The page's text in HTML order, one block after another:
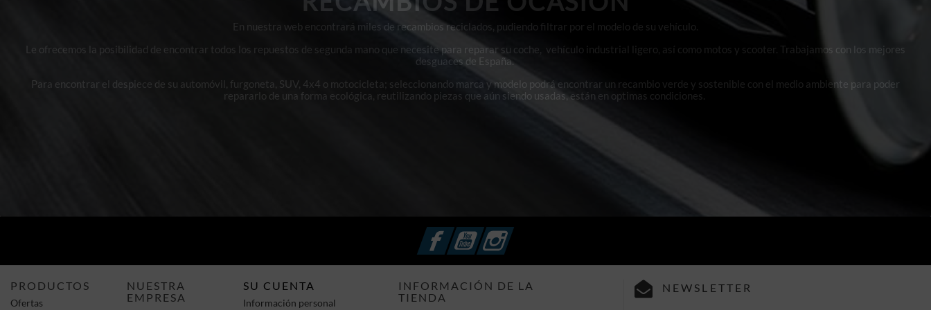
En nuestra web encontrará miles de recambios reciclados, pudiendo filtrar por el modelo de su vehículo.
Le ofrecemos la posibilidad de encontrar todos los repuestos de segunda mano que necesite para reparar su coche, vehículo industrial ligero, así como motos y scooter. Trabajamos con los mejores
desguaces de España.
Para encontrar el despiece de su automóvil, furgoneta, SUV, 4x4 o motocicleta; seleccionando marca y modelo podrá encontrar un recambio verde y sostenible con el medio ambiente para poder
repararlo de una forma ecológica, reutilizando piezas que aún siendo usadas, están en optimas condiciones.
FacebookYouTubeInstagram
PRODUCTOS
Ofertas
NUESTRA
EMPRESA
SU CUENTA
Información personal
INFORMACIÓN DE LA
TIENDA
NEWSLETTER